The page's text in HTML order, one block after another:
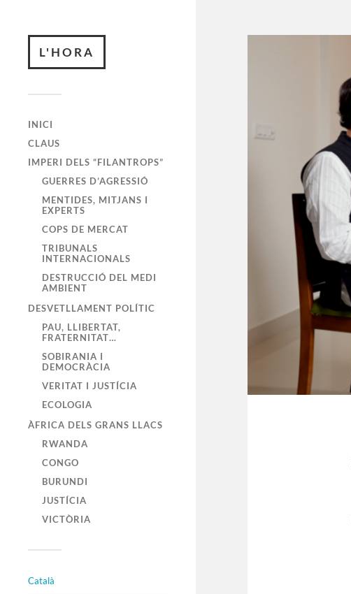
L'HORA
INICI
CLAUS
IMPERI DELS “FILANTROPS”
GUERRES D’AGRESSIÓ
MENTIDES, MITJANS I
EXPERTS
COPS DE MERCAT
TRIBUNALS
INTERNACIONALS
DESTRUCCIÓ DEL MEDI
AMBIENT
DESVETLLAMENT POLÍTIC
PAU, LLIBERTAT,
FRATERNITAT…
SOBIRANIA I
DEMOCRÀCIA
VERITAT I JUSTÍCIA
ECOLOGIA
ÀFRICA DELS GRANS LLACS
RWANDA
CONGO
BURUNDI
JUSTÍCIA
VICTÒRIA
Català